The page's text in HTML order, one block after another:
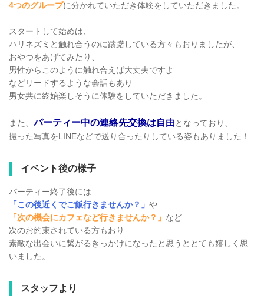
4つのグループに分かれていただき体験をしていただきました。
スタートして始めは、
ハリネズミと触れ合うのに躊躇している方々もおりましたが、
おやつをあげてみたり、
男性からこのように触れ合えば大丈夫ですよ
などリードするような会話もあり
男女共に終始楽しそうに体験をしていただきました。
また、パーティー中の連絡先交換は自由となっており、
撮った写真をLINEなどで送り合ったりしている姿もありました！
イベント後の様子
パーティー終了後には
「この後近くでご飯行きませんか？」 や
「次の機会にカフェなど行きませんか？」 など
次のお約束されている方もおり
素敵な出会いに繋がるきっかけになったと思うととても嬉しく思
いました。
スタッフより